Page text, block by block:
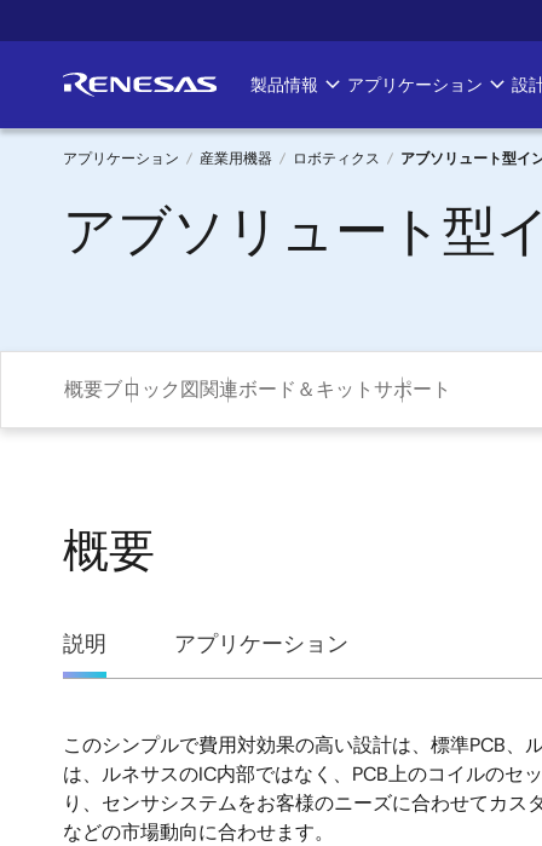
イ
ン
Main
navigation
製品情報 アプリケーション 設
パ
ン
ず
アプリケーション 産業用機器 ロボティクス アブソリュート型イ
アブソリュート型
概要ブロック図関連ボード＆キットサポート
概要
概
説明 アプリケーション
説
明
このシンプルで費用対効果の高い設計は、標準PCB
は、ルネサスのIC内部ではなく、PCB上のコイルの
り、センサシステムをお客様のニーズに合わせてカ
などの市場動向に合わせます。